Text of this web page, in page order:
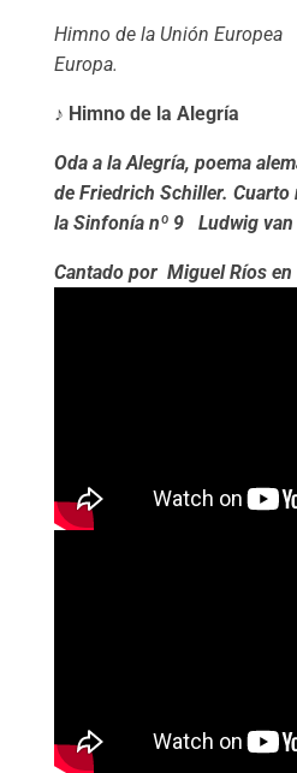
Himno de la Unión Europea
Europa.
♪ Himno de la Alegría
Oda a la Alegría, poema
de Friedrich Schiller. Cuarto
la Sinfonía nº 9 Ludwig van
Cantado por Miguel Ríos en